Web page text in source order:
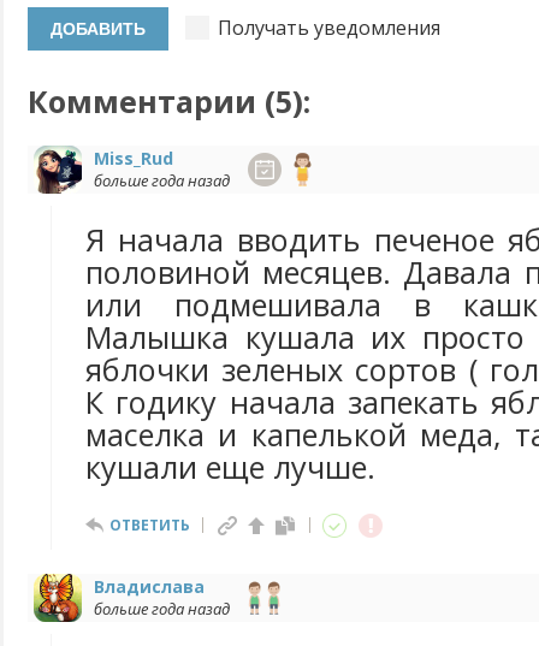
Получать уведомления
Комментарии (5):
Miss_Rud
больше года назад
Я начала вводить печеное
половиной месяцев. Давала
или подмешивала в
Малышка кушала их
яблочки зеленых сортов (
К годику начала запекать
маселка и капелькой меда,
кушали еще лучше.
ОТВЕТИТЬ
Владислава
больше года назад